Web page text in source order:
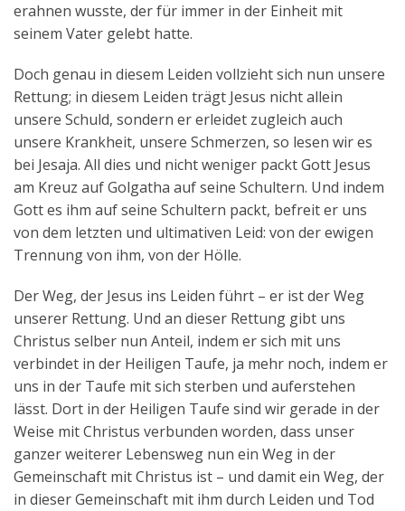
erahnen wusste, der für immer in der Einheit mit
seinem Vater gelebt hatte.
Doch genau in diesem Leiden vollzieht sich nun unsere
Rettung; in diesem Leiden trägt Jesus nicht allein
unsere Schuld, sondern er erleidet zugleich auch
unsere Krankheit, unsere Schmerzen, so lesen wir es
bei Jesaja. All dies und nicht weniger packt Gott Jesus
am Kreuz auf Golgatha auf seine Schultern. Und indem
Gott es ihm auf seine Schultern packt, befreit er uns
von dem letzten und ultimativen Leid: von der ewigen
Trennung von ihm, von der Hölle.
Der Weg, der Jesus ins Leiden führt – er ist der Weg
unserer Rettung. Und an dieser Rettung gibt uns
Christus selber nun Anteil, indem er sich mit uns
verbindet in der Heiligen Taufe, ja mehr noch, indem er
uns in der Taufe mit sich sterben und auferstehen
lässt. Dort in der Heiligen Taufe sind wir gerade in der
Weise mit Christus verbunden worden, dass unser
ganzer weiterer Lebensweg nun ein Weg in der
Gemeinschaft mit Christus ist – und damit ein Weg, der
in dieser Gemeinschaft mit ihm durch Leiden und Tod